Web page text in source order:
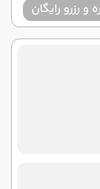
و رزرو رایگان